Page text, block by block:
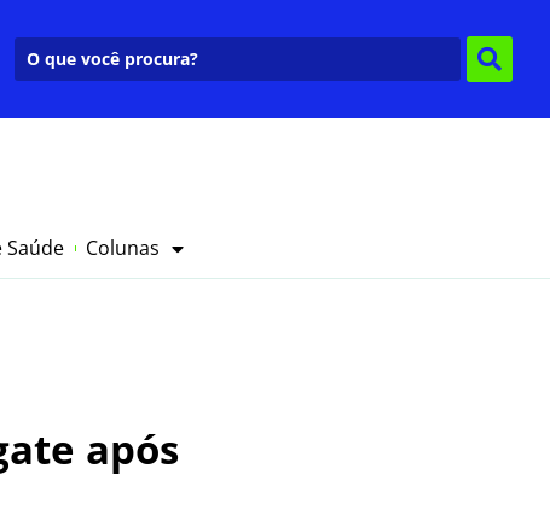
Saúde Colunas
após